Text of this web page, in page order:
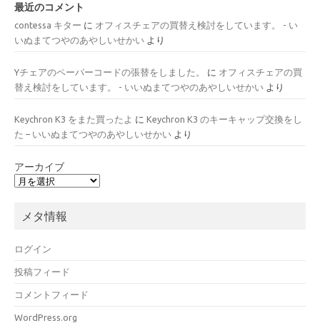
最近のコメント
contessa キター に オフィスチェアの買替え検討をしています。 - い
いぬまてつやのあやしいせかい より
Yチェアのペーパーコードの張替をしました。 に オフィスチェアの買
替え検討をしています。 - いいぬまてつやのあやしいせかい より
Keychron K3 をまた買ったよ に Keychron K3 のキーキャップ交換をし
た – いいぬまてつやのあやしいせかい より
アーカイブ
メタ情報
ログイン
投稿フィード
コメントフィード
WordPress.org